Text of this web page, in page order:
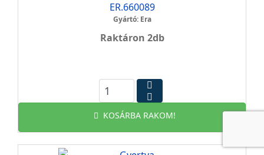
ER.660089
Gyártó: Era
Raktáron 2db
KOSÁRBA RAKOM!